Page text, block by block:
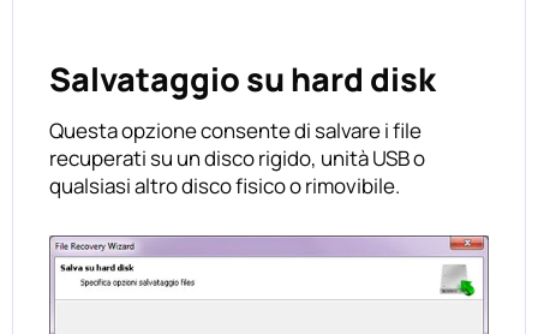
Salvataggio su hard disk
Questa opzione consente di salvare i file
recuperati su un disco rigido, unità USB o
qualsiasi altro disco fisico o rimovibile.